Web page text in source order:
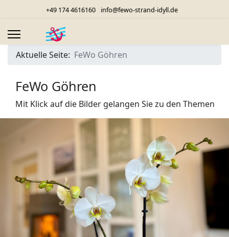
+49 174 4616160 info@fewo-strand-idyll.de
Aktuelle Seite: FeWo Göhren
FeWo Göhren
Mit Klick auf die Bilder gelangen Sie zu den Themen